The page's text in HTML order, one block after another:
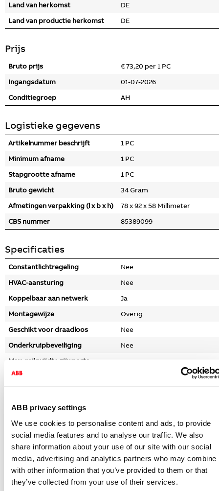
ABB privacy settings
We use cookies to personalise content and ads, to provide
social media features and to analyse our traffic. We also
share information about your use of our site with our social
media, advertising and analytics partners who may combine
with other information that you’ve provided to them or that
they’ve collected from your use of their services.
Land van herkomst
DE
Land van productie herkomst
DE
Prijs
Bruto prijs
€ 73,20 per 1 PC
Ingangsdatum
01-07-2026
Conditiegroep
AH
Logistieke gegevens
Artikelnummer beschrijft
1 PC
Minimum afname
1 PC
Stapgrootte afname
1 PC
Bruto gewicht
34 Gram
Afmetingen verpakking (l x b x h)
78 x 92 x 58 Millimeter
CBS nummer
85389099
Specificaties
Constantlichtregeling
Nee
HVAC-aansturing
Nee
Koppelbaar aan netwerk
Ja
Montagewijze
Overig
Geschikt voor draadloos
Nee
Onderkruipbeveiliging
Nee
Max. reikwijdte zijwaarts
(meter)
Zelfleerfunctie voor
Nee
Dimfunctie met
dimmerbasiselement
Nee
Vrije dierzone Ja